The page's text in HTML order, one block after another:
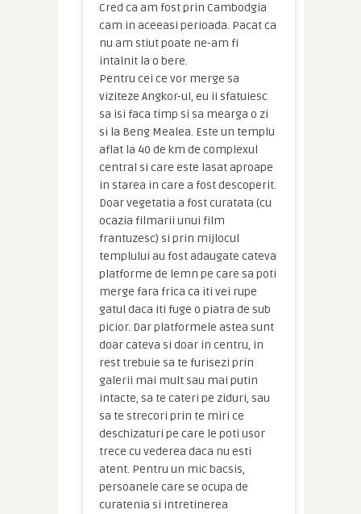
Cred ca am fost prin Cambodgia
cam in aceeasi perioada. Pacat ca
nu am stiut poate ne-am fi
intalnit la o bere.
Pentru cei ce vor merge sa
viziteze Angkor-ul, eu ii sfatuiesc
sa isi faca timp si sa mearga o zi
si la Beng Mealea. Este un templu
aflat la 40 de km de complexul
central si care este lasat aproape
in starea in care a fost descoperit.
Doar vegetatia a fost curatata (cu
ocazia filmarii unui film
frantuzesc) si prin mijlocul
templului au fost adaugate cateva
platforme de lemn pe care sa poti
merge fara frica ca iti vei rupe
gatul daca iti fuge o piatra de sub
picior. Dar platformele astea sunt
doar cateva si doar in centru, in
rest trebuie sa te furisezi prin
galerii mai mult sau mai putin
intacte, sa te cateri pe ziduri, sau
sa te strecori prin te miri ce
deschizaturi pe care le poti usor
trece cu vederea daca nu esti
atent. Pentru un mic bacsis,
persoanele care se ocupa de
curatenia si intretinerea